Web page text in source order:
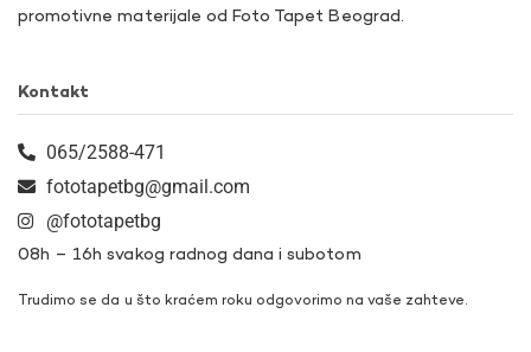
promotivne materijale od Foto Tapet Beograd.
Kontakt
065/2588-471
fototapetbg@gmail.com
@fototapetbg
08h – 16h svakog radnog dana i subotom
Trudimo se da u što kraćem roku odgovorimo na vaše zahteve.